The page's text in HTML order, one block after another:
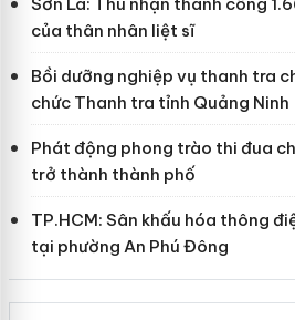
của thân nhân liệt sĩ
Bồi dưỡng nghiệp vụ thanh tra
chức Thanh tra tỉnh Quảng Ninh
Phát động phong trào thi đua
trở thành thành phố
TP.HCM: Sân khấu hóa thông
tại phường An Phú Đông